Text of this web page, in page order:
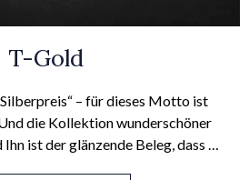
T-Gold
– für dieses Motto ist
die Kollektion wunderschöner
ist der glänzende Beleg, dass es